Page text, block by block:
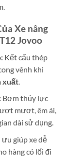
Xe nâng
Jovoo
Kết cấu thép
vênh khi
xuất.
Bơm thủy lực
mượt, êm ái,
dài sử dụng.
giúp xe dễ
hàng có lối đi